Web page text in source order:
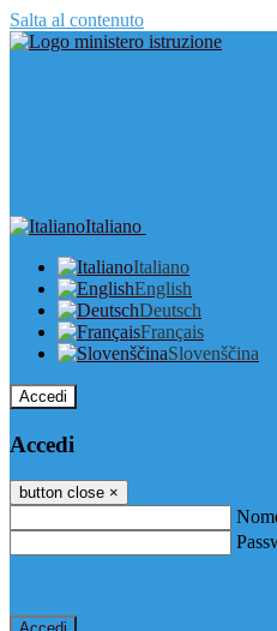
Salta al contenuto
Italiano
Italiano
English
Deutsch
Français
Slovenščina
Accedi
Accedi
button close ×